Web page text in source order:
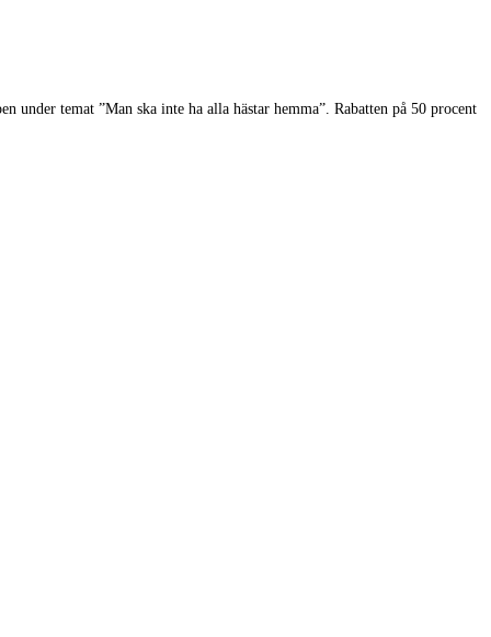
under temat ”Man ska inte ha alla hästar hemma”. Rabatten på 50 procent